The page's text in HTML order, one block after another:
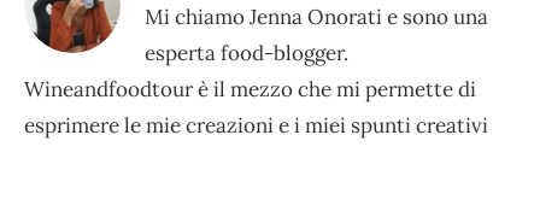
Mi chiamo Jenna Onorati e sono una
esperta food-blogger.
Wineandfoodtour è il mezzo che mi permette di
esprimere le mie creazioni e i miei spunti creativi